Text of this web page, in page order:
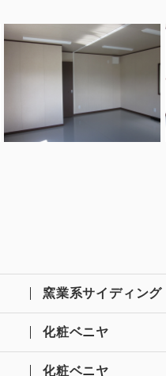
窯業系サイディング
化粧ベニヤ
化粧ベニヤ